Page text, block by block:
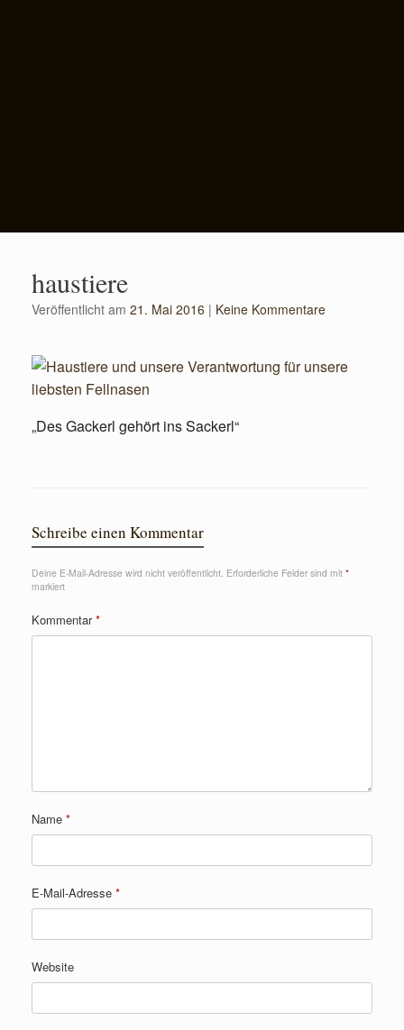
haustiere
Veröffentlicht am 21. Mai 2016 | Keine Kommentare
„Des Gackerl gehört ins Sackerl“
Schreibe einen Kommentar
Deine E-Mail-Adresse wird nicht veröffentlicht. Erforderliche Felder sind mit *
markiert
Kommentar*
Name *
E-Mail-Adresse *
Website